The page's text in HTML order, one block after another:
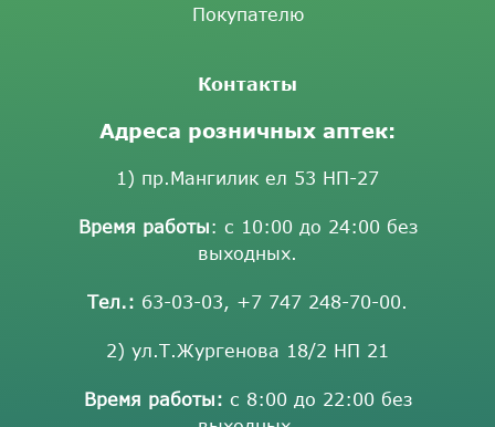
Покупателю
Контакты
Адреса розничных аптек:
1) пр.Мангилик ел 53 НП-27
Время работы: с 10:00 до 24:00 без
выходных.
Тел.: 63-03-03, +7 747 248-70-00.
2) ул.Т.Жургенова 18/2 НП 21
Время работы: с 8:00 до 22:00 без